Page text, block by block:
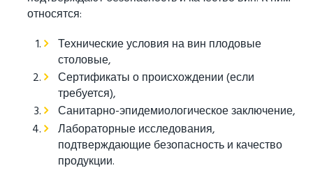
относятся:
Технические условия на вин плодовые
столовые,
Сертификаты о происхождении (если
требуется),
Санитарно-эпидемиологическое заключение,
Лабораторные исследования,
подтверждающие безопасность и качество
продукции.